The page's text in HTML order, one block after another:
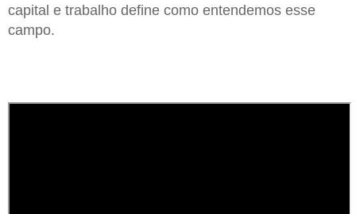
capital e trabalho define como entendemos esse
campo.